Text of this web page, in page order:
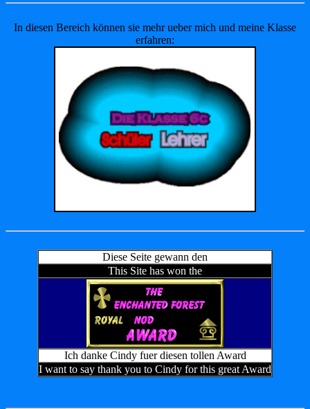
In diesen Bereich können sie mehr ueber mich und meine Klasse
erfahren:
Diese Seite gewann den
This Site has won the
Ich danke Cindy fuer diesen tollen Award
I want to say thank you to Cindy for this great Award